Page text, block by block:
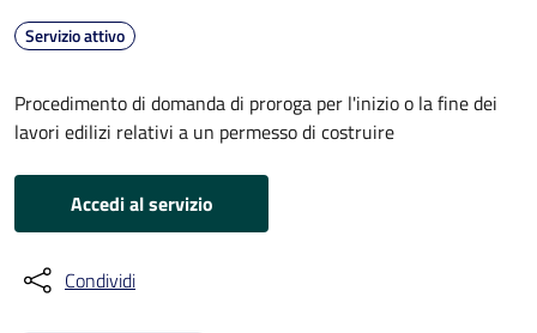
Servizio attivo
Procedimento di domanda di proroga per l'inizio o la fine dei
lavori edilizi relativi a un permesso di costruire
Accedi al servizio
Condividi